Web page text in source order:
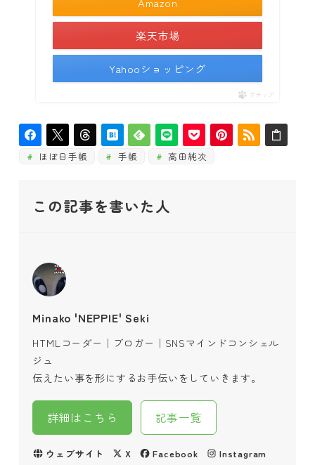
楽天市場
Yahooショッピング
ポチップ
ほぼ日手帳 手帳 高田純次
この記事を書いた人
Minako 'NEPPIE' Seki
HTMLコーダー｜ブロガー｜SNSマインドコンシェル
ジュ
伝えたい事を形にするお手伝いをしていきます。
詳細はこちら 記事一覧
ウェブサイト X Facebook
Instagram